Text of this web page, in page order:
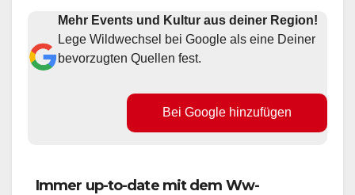
Mehr Events und Kultur aus deiner Region!
Lege Wildwechsel bei Google als eine Deiner
bevorzugten Quellen fest.
Bei Google hinzufügen
Immer up-to-date mit dem Ww-